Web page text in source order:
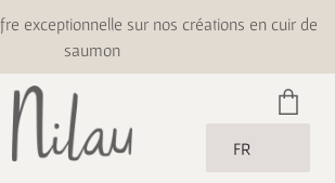
exceptionnelle sur nos créations en cuir de
saumon
FR